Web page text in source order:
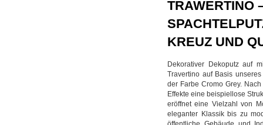
TRAWERTINO
KREUZ UND
Dekorativer Dekoputz auf
Travertino auf Basis
der Farbe Cromo Grey.
Effekte eine beispiellose
eröffnet eine Vielzahl von
eleganter Klassik bis zu